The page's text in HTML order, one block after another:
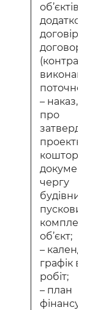
об’єктів –
договір
– наказ,
про
чергу
об’єкт;
–
графік
робіт;
– план